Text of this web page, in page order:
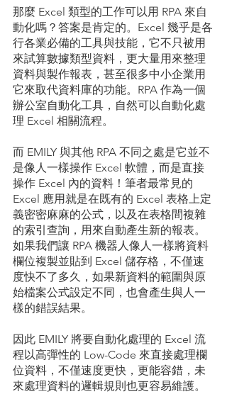
那麼 Excel 類型的工作可以用 RPA 來自
動化嗎？答案是肯定的。Excel 幾乎是各
行各業必備的工具與技能，它不只被用
來試算數據類型資料，更大量用來整理
資料與製作報表，甚至很多中小企業用
它來取代資料庫的功能。RPA 作為一個
辦公室自動化工具，自然可以自動化處
理 Excel 相關流程。
而 EMILY 與其他 RPA 不同之處是它並不
是像人一樣操作 Excel 軟體，而是直接
操作 Excel 內的資料！筆者最常見的
Excel 應用就是在既有的 Excel 表格上定
義密密麻麻的公式，以及在表格間複雜
的索引查詢，用來自動產生新的報表。
如果我們讓 RPA 機器人像人一樣將資料
欄位複製並貼到 Excel 儲存格，不僅速
度快不了多久，如果新資料的範圍與原
始檔案公式設定不同，也會產生與人一
樣的錯誤結果。
因此 EMILY 將要自動化處理的 Excel 流
程以高彈性的 Low-Code 來直接處理欄
位資料，不僅速度更快，更能容錯，未
來處理資料的邏輯規則也更容易維護。